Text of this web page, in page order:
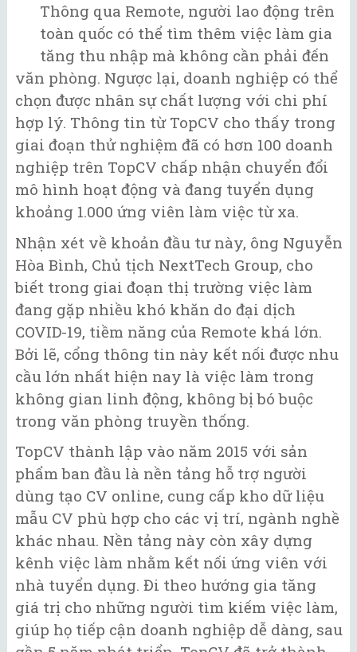
Thông qua Remote, người lao động trên
toàn quốc có thể tìm thêm việc làm gia
tăng thu nhập mà không cần phải đến
văn phòng. Ngược lại, doanh nghiệp có thể
chọn được nhân sự chất lượng với chi phí
hợp lý. Thông tin từ TopCV cho thấy trong
giai đoạn thử nghiệm đã có hơn 100 doanh
nghiệp trên TopCV chấp nhận chuyển đổi
mô hình hoạt động và đang tuyển dụng
khoảng 1.000 ứng viên làm việc từ xa.
Nhận xét về khoản đầu tư này, ông Nguyễn
Hòa Bình, Chủ tịch NextTech Group, cho
biết trong giai đoạn thị trường việc làm
đang gặp nhiều khó khăn do đại dịch
COVID-19, tiềm năng của Remote khá lớn.
Bởi lẽ, cổng thông tin này kết nối được nhu
cầu lớn nhất hiện nay là việc làm trong
không gian linh động, không bị bó buộc
trong văn phòng truyền thống.
TopCV thành lập vào năm 2015 với sản
phẩm ban đầu là nền tảng hỗ trợ người
dùng tạo CV online, cung cấp kho dữ liệu
mẫu CV phù hợp cho các vị trí, ngành nghề
khác nhau. Nền tảng này còn xây dựng
kênh việc làm nhằm kết nối ứng viên với
nhà tuyển dụng. Đi theo hướng gia tăng
giá trị cho những người tìm kiếm việc làm,
giúp họ tiếp cận doanh nghiệp dễ dàng, sau